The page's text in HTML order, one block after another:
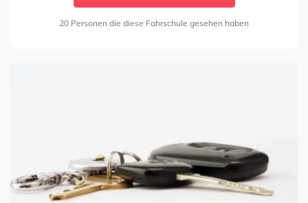
20 Personen die diese Fahrschule gesehen haben